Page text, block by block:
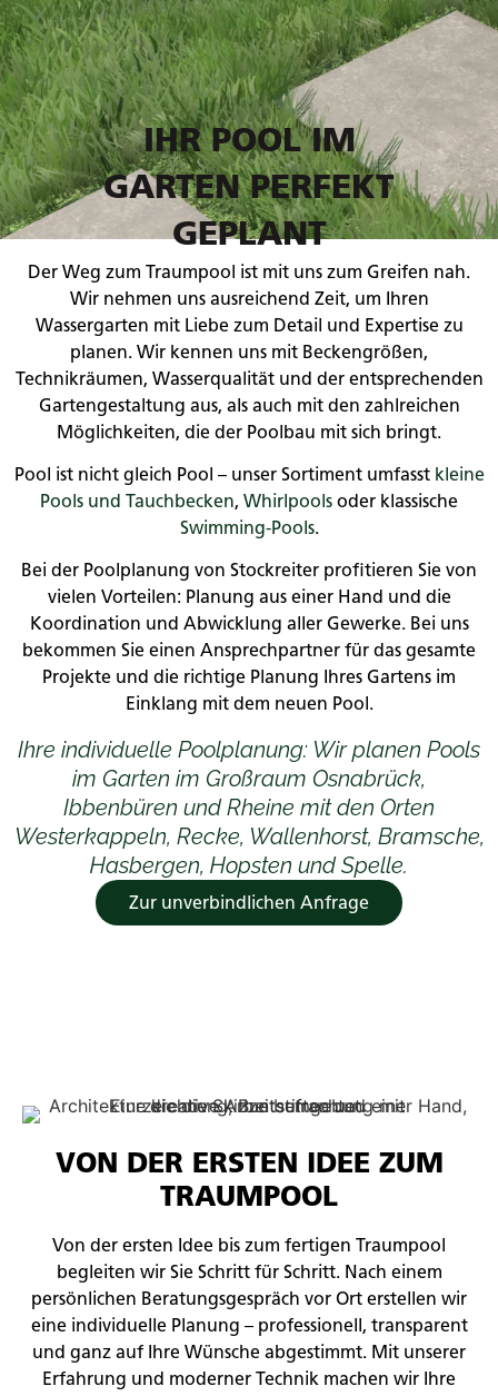
IHR POOL IM
GARTEN PERFEKT
GEPLANT
Der Weg zum Traumpool ist mit uns zum Greifen nah.
Wir nehmen uns ausreichend Zeit, um Ihren
Wassergarten mit Liebe zum Detail und Expertise zu
planen. Wir kennen uns mit Beckengrößen,
Technikräumen, Wasserqualität und der entsprechenden
Gartengestaltung aus, als auch mit den zahlreichen
Möglichkeiten, die der Poolbau mit sich bringt.
Pool ist nicht gleich Pool – unser Sortiment umfasst kleine
Pools und Tauchbecken, Whirlpools oder klassische
Swimming-Pools.
Bei der Poolplanung von Stockreiter profitieren Sie von
vielen Vorteilen: Planung aus einer Hand und die
Koordination und Abwicklung aller Gewerke. Bei uns
bekommen Sie einen Ansprechpartner für das gesamte
Projekte und die richtige Planung Ihres Gartens im
Einklang mit dem neuen Pool.
Ihre individuelle Poolplanung: Wir planen Pools
im Garten im Großraum Osnabrück,
Ibbenbüren und Rheine mit den Orten
Westerkappeln, Recke, Wallenhorst, Bramsche,
Hasbergen, Hopsten und Spelle.
Zur unverbindlichen Anfrage
VON DER ERSTEN IDEE ZUM
TRAUMPOOL
Von der ersten Idee bis zum fertigen Traumpool
begleiten wir Sie Schritt für Schritt. Nach einem
persönlichen Beratungsgespräch vor Ort erstellen wir
eine individuelle Planung – professionell, transparent
und ganz auf Ihre Wünsche abgestimmt. Mit unserer
Erfahrung und moderner Technik machen wir Ihre